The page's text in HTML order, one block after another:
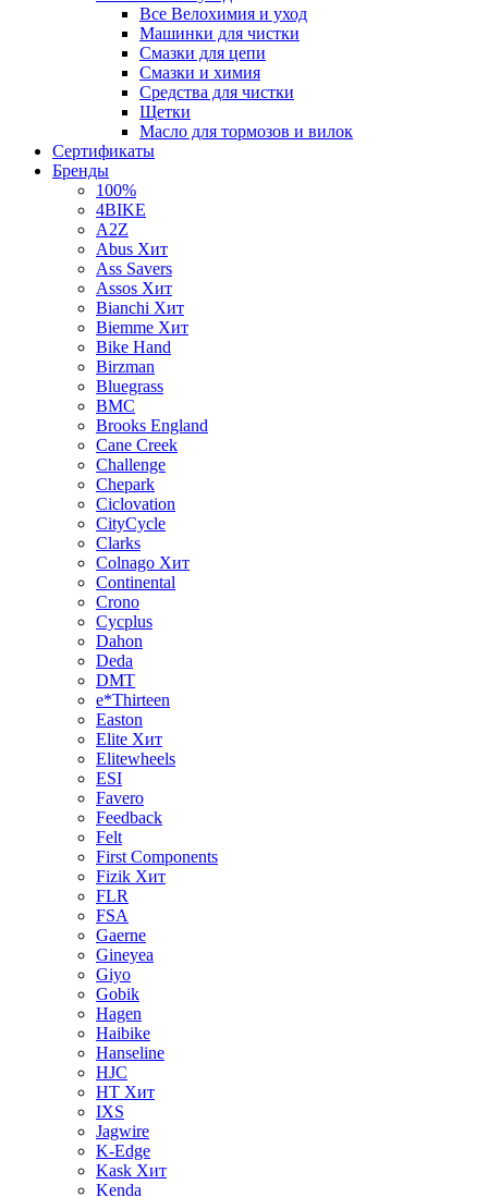
Все Велохимия и уход
Машинки для чистки
Смазки для цепи
Смазки и химия
Средства для чистки
Щетки
Масло для тормозов и вилок
Сертификаты
Бренды
100%
4BIKE
A2Z
Abus Хит
Ass Savers
Assos Хит
Bianchi Хит
Biemme Хит
Bike Hand
Birzman
Bluegrass
BMC
Brooks England
Cane Creek
Challenge
Chepark
Ciclovation
CityCycle
Clarks
Colnago Хит
Continental
Crono
Cycplus
Dahon
Deda
DMT
e*Thirteen
Easton
Elite Хит
Elitewheels
ESI
Favero
Feedback
Felt
First Components
Fizik Хит
FLR
FSA
Gaerne
Gineyea
Giyo
Gobik
Hagen
Haibike
Hanseline
HJC
HT Хит
IXS
Jagwire
K-Edge
Kask Хит
Kenda